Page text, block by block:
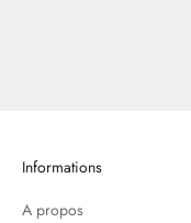
Informations
A propos